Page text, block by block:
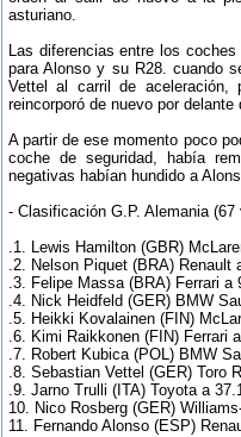
asturiano.
Las diferencias entre los
para Alonso y su R28. cuando
Vettel al carril de
reincorporó de nuevo por delante
A partir de ese momento poco
coche de seguridad, había
negativas habían hundido a
- Clasificación G.P. Alemania
.1. Lewis Hamilton (GBR)
.2. Nelson Piquet (BRA) Renault
.3. Felipe Massa (BRA) Ferrari a
.4. Nick Heidfeld (GER) BMW
.5. Heikki Kovalainen (FIN)
.6. Kimi Raikkonen (FIN) Ferrari
.7. Robert Kubica (POL) BMW
.8. Sebastian Vettel (GER) Toro
.9. Jarno Trulli (ITA) Toyota a
10. Nico Rosberg (GER)
11. Fernando Alonso (ESP)